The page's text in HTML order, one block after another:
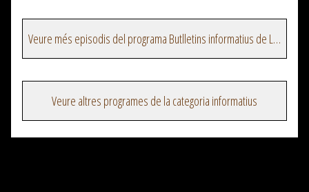
Veure més episodis del programa Butlletins informatius de La Xarxa
Veure altres programes de la categoria informatius